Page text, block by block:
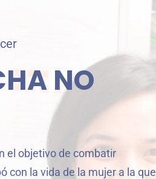
NO
el objetivo de combatir
con la vida de la mujer a la que